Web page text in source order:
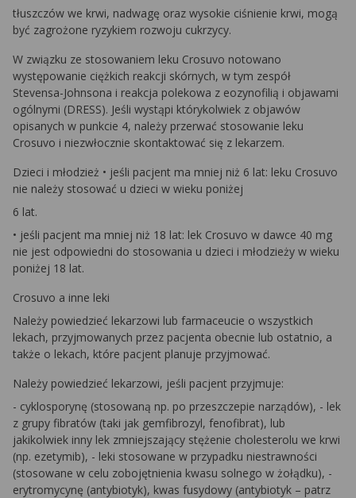
tłuszczów we krwi, nadwagę oraz wysokie ciśnienie krwi, mogą
być zagrożone ryzykiem rozwoju cukrzycy.
W związku ze stosowaniem leku Crosuvo notowano
występowanie ciężkich reakcji skórnych, w tym zespół
Stevensa-Johnsona i reakcja polekowa z eozynofilią i objawami
ogólnymi (DRESS). Jeśli wystąpi którykolwiek z objawów
opisanych w punkcie 4, należy przerwać stosowanie leku
Crosuvo i niezwłocznie skontaktować się z lekarzem.
Dzieci i młodzież • jeśli pacjent ma mniej niż 6 lat: leku Crosuvo
nie należy stosować u dzieci w wieku poniżej
6 lat.
• jeśli pacjent ma mniej niż 18 lat: lek Crosuvo w dawce 40 mg
nie jest odpowiedni do stosowania u dzieci i młodzieży w wieku
poniżej 18 lat.
Crosuvo a inne leki
Należy powiedzieć lekarzowi lub farmaceucie o wszystkich
lekach, przyjmowanych przez pacjenta obecnie lub ostatnio, a
także o lekach, które pacjent planuje przyjmować.
Należy powiedzieć lekarzowi, jeśli pacjent przyjmuje:
- cyklosporynę (stosowaną np. po przeszczepie narządów), - lek
z grupy fibratów (taki jak gemfibrozyl, fenofibrat), lub
jakikolwiek inny lek zmniejszający stężenie cholesterolu we krwi
(np. ezetymib), - leki stosowane w przypadku niestrawności
(stosowane w celu zobojętnienia kwasu solnego w żołądku), -
erytromycynę (antybiotyk), kwas fusydowy (antybiotyk – patrz